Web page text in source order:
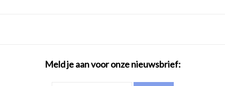
Meld je aan voor onze nieuwsbrief: